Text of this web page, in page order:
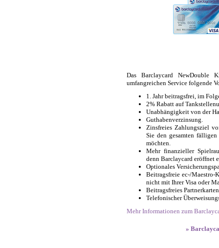
Das Barclaycard NewDouble
umfangreichen Service folgende
1. Jahr beitragsfrei, im
2% Rabatt auf
Unabhängigkeit von der
Guthabenverzinsung.
Zinsfreies Zahlungsziel
Sie den gesamten
möchten.
Mehr finanzieller
denn Barclaycard eröffnet
Optionales
Beitragsfreie ec-/Maestro-
nicht mit Ihrer Visa oder
Beitragsfreies
Telefonischer
Mehr Informationen zum
»